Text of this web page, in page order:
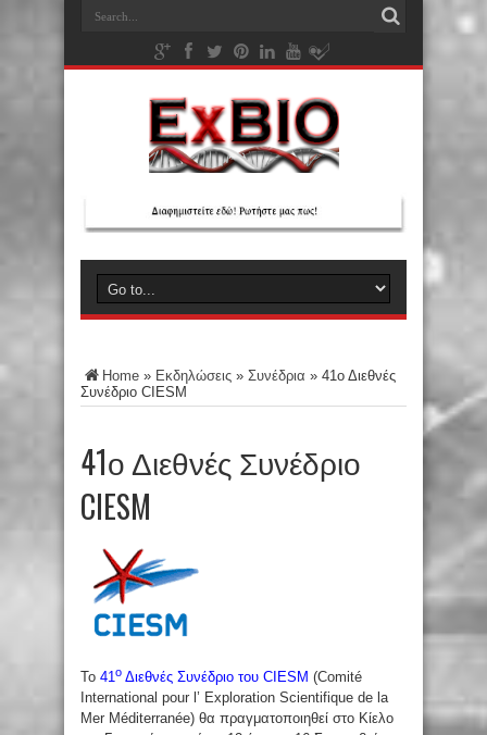
Home » Εκδηλώσεις » Συνέδρια » 41ο Διεθνές
Συνέδριο CIESM
41ο Διεθνές Συνέδριο
CIESM
Το 41ο Διεθνές Συνέδριο του CIESM (Comité
International pour l’ Exploration Scientifique de la
Mer Méditerranée) θα πραγματοποιηθεί στο Κίελο